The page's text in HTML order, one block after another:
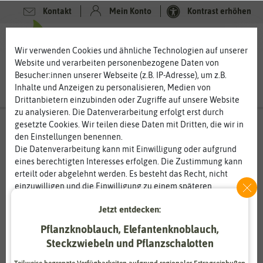
Kontakt Mein Konto Kontrast erhöhen
-80%
Wir verwenden Cookies und ähnliche Technologien auf unserer
Website und verarbeiten personenbezogene Daten von
Besucher:innen unserer Webseite (z.B. IP-Adresse), um z.B.
Inhalte und Anzeigen zu personalisieren, Medien von
Drittanbietern einzubinden oder Zugriffe auf unsere Website
zu analysieren. Die Datenverarbeitung erfolgt erst durch
gesetzte Cookies. Wir teilen diese Daten mit Dritten, die wir in
den Einstellungen benennen.
Die Datenverarbeitung kann mit Einwilligung oder aufgrund
eines berechtigten Interesses erfolgen. Die Zustimmung kann
erteilt oder abgelehnt werden. Es besteht das Recht, nicht
einzuwilligen und die Einwilligung zu einem späteren
Informationen zur Verwendung personenbezogener Daten und
den Diensten erklären wir in unserer
Daten­schutz­erklärung
Jetzt entdecken:
Pflanzknoblauch, Elefantenknoblauch,
Steckzwiebeln und Pflanzschalotten